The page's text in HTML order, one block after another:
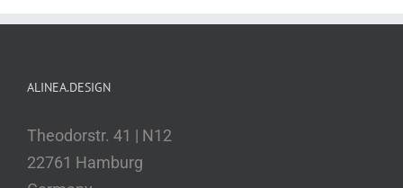
ALINEA.DESIGN
Theodorstr. 41 | N12
22761 Hamburg